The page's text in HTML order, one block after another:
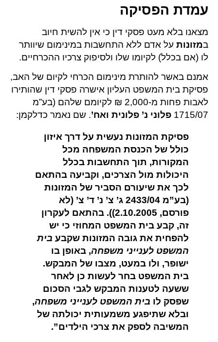
עמדת הפסיקה
מצאנו בלא מעט פסקי דין כי אין להשית חיוב
במזונות על אדם ללא התחשבות במינימום שיוותר
לו (אם בכלל) לקיומו שלו ולסיפוק צרכיו ההכרחיים.
אמנם באשר להותרת מינימום הכרחי לקיום של האב,
פסיקת בית המשפט העליון אישרה פסקי דין שהותירו
לאבות פחות מ-2,000 ₪ לקיומם שלהם (בע”מ
1715/07 פלוני נ’ פלונית ואח’. שם נאמר כדלקמן:
פסיקת המזונות נעשית על דרך איזון
כולל של הכנסת המשפחה מכל
המקורות, תוך התחשבות בכלל
היכולות מול הצרכים, וקביעה בהתאם
לכך את שיעורם הסביר של המזונות
(בע”מ 2433/04
ג’ צ’ נ’ ד’ צ’ (לא
פורסם, 2.10.2005)). בהתאם לעקרון
זה, קבע בית המשפט המחוזי כי יש
להפחית את גובה המזונות שקבע בית
המשפט לענייני משפחה, באופן בו
ישופר, ולו במעט, מצבו של המבקש.
בית המשפט בחר לעשות כן לאחר
ששעה לטענות המבקש לגבי הסכום
שפסק לו בית המשפט לענייני משפחה,
ובלא שתיפגע משמעותית יכולתה של
המשיבה לספק את צרכי הילדים”.